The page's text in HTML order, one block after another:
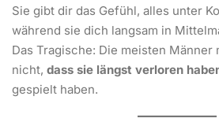
Sie gibt dir das Gefühl, alles unter
während sie dich langsam in
Das Tragische: Die meisten Männer
nicht, dass sie längst verloren
gespielt haben.